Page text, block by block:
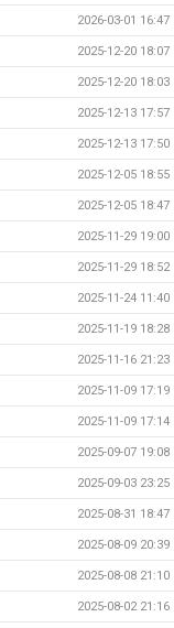
2026-03-01 16:47
2025-12-20 18:07
2025-12-20 18:03
2025-12-13 17:57
2025-12-13 17:50
2025-12-05 18:55
2025-12-05 18:47
2025-11-29 19:00
2025-11-29 18:52
2025-11-24 11:40
2025-11-19 18:28
2025-11-16 21:23
2025-11-09 17:19
2025-11-09 17:14
2025-09-07 19:08
2025-09-03 23:25
2025-08-31 18:47
2025-08-09 20:39
2025-08-08 21:10
2025-08-02 21:16